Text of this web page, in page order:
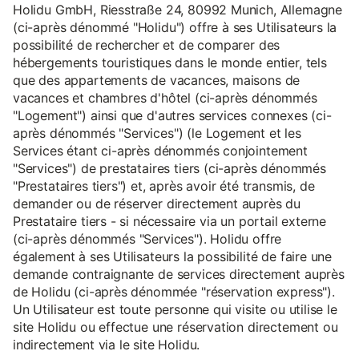
Holidu GmbH, Riesstraße 24, 80992 Munich, Allemagne
(ci-après dénommé "Holidu") offre à ses Utilisateurs la
possibilité de rechercher et de comparer des
hébergements touristiques dans le monde entier, tels
que des appartements de vacances, maisons de
vacances et chambres d'hôtel (ci-après dénommés
"Logement") ainsi que d'autres services connexes (ci-
après dénommés "Services") (le Logement et les
Services étant ci-après dénommés conjointement
"Services") de prestataires tiers (ci-après dénommés
"Prestataires tiers") et, après avoir été transmis, de
demander ou de réserver directement auprès du
Prestataire tiers - si nécessaire via un portail externe
(ci-après dénommés "Services"). Holidu offre
également à ses Utilisateurs la possibilité de faire une
demande contraignante de services directement auprès
de Holidu (ci-après dénommée "réservation express").
Un Utilisateur est toute personne qui visite ou utilise le
site Holidu ou effectue une réservation directement ou
indirectement via le site Holidu.